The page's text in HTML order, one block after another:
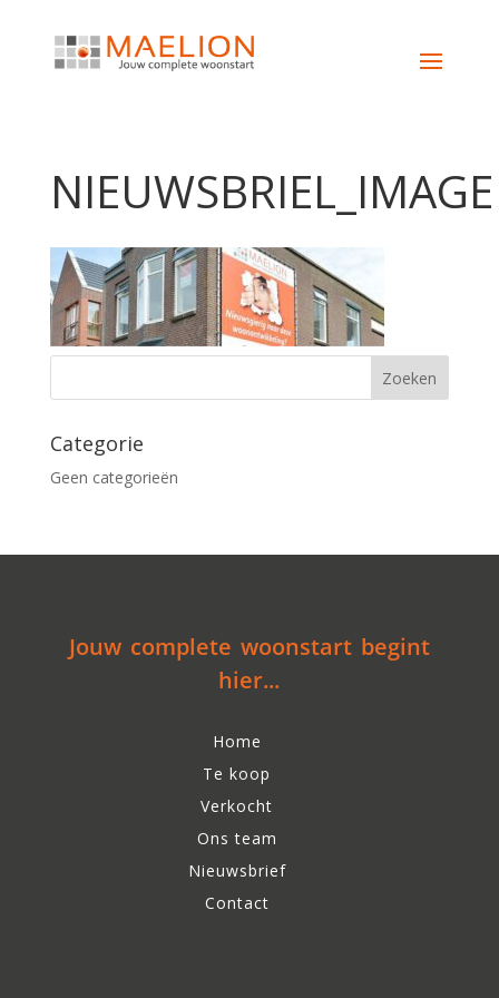
NIEUWSBRIEL_IMAGE
Categorie
Geen categorieën
Jouw complete woonstart begint
hier...
Home
Te koop
Verkocht
Ons team
Nieuwsbrief
Contact